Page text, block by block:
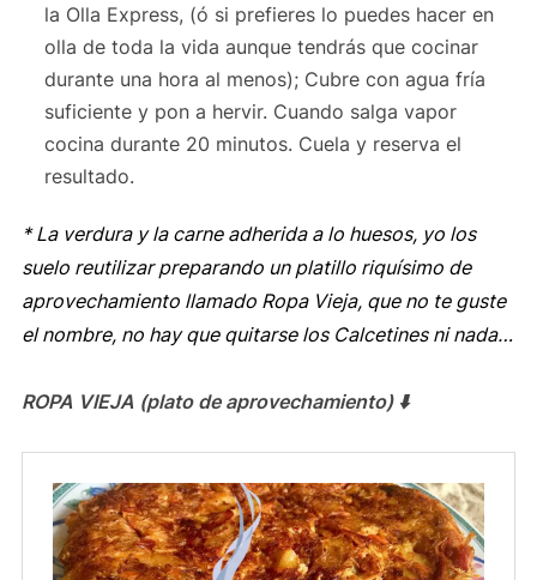
la Olla Express, (ó si prefieres lo puedes hacer en
olla de toda la vida aunque tendrás que cocinar
durante una hora al menos); Cubre con agua fría
suficiente y pon a hervir. Cuando salga vapor
cocina durante 20 minutos. Cuela y reserva el
resultado.
* La verdura y la carne adherida a lo huesos, yo los
suelo reutilizar preparando un platillo riquísimo de
aprovechamiento llamado Ropa Vieja, que no te guste
el nombre, no hay que quitarse los Calcetines ni nada…
ROPA VIEJA (plato de aprovechamiento) ⬇️